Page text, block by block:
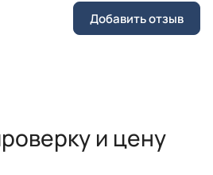
Добавить отзыв
и цену